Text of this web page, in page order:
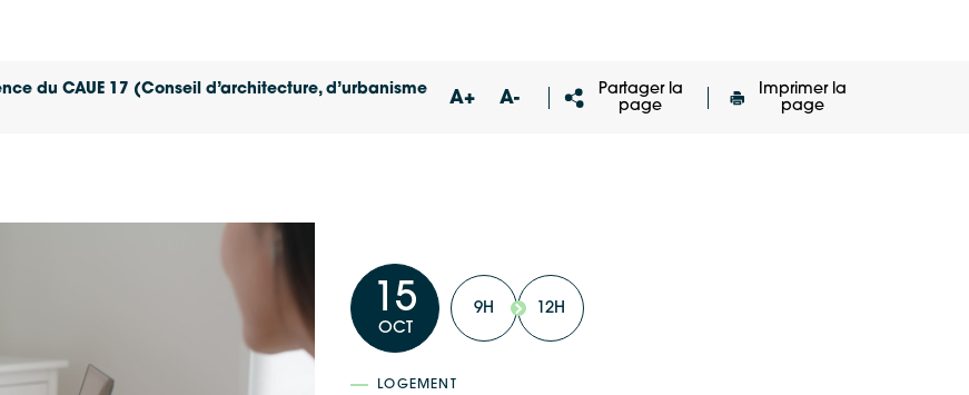
du CAUE 17 (Conseil d’architecture, d’urbanisme
A+ A-
Partager la
page
Imprimer la
page
15
OCT
9H 12H
LOGEMENT